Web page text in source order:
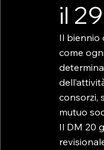
il
Il biennio
come
consorzi,
mutuo
Il DM 20